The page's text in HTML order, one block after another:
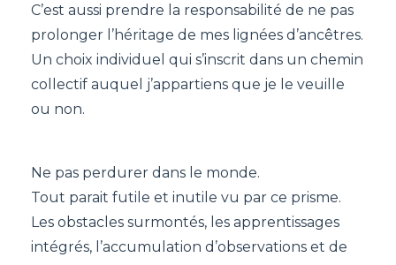
C’est aussi prendre la responsabilité de ne pas
prolonger l’héritage de mes lignées d’ancêtres.
Un choix individuel qui s’inscrit dans un chemin
collectif auquel j’appartiens que je le veuille
ou non.
Ne pas perdurer dans le monde.
Tout parait futile et inutile vu par ce prisme.
Les obstacles surmontés, les apprentissages
intégrés, l’accumulation d’observations et de